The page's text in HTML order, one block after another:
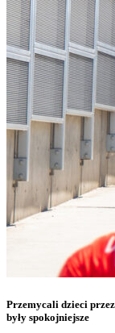
Przemycali dzieci
były spokojniejsze